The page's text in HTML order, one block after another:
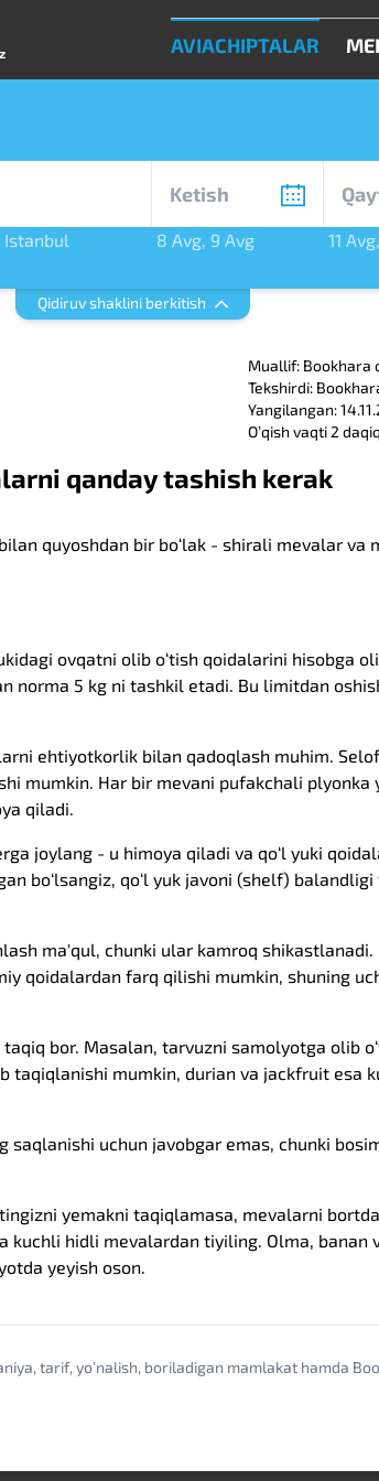
AVIACHIPTALAR
Istanbul
8 Avg, 9 Avg 11 Avg,
Qidiruv shaklini berkitish
Muallif: Bookhara
Tekshirdi:
Yangilangan:
Oʼqish vaqti 2
qanday tashish kerak
quyoshdan bir bo‘lak - shirali mevalar va
ovqatni olib o‘tish qoidalarini hisobga
norma 5 kg ni tashkil etadi. Bu limitdan
ehtiyotkorlik bilan qadoqlash muhim.
mumkin. Har bir mevani pufakchali plyonka
qiladi.
joylang - u himoya qiladi va qo‘l yuki
bo‘lsangiz, qo‘l yuk javoni (shelf)
ma'qul, chunki ular kamroq
qoidalardan farq qilishi mumkin, shuning
bor. Masalan, tarvuzni samolyotga olib
taqiqlanishi mumkin, durian va jackfruit esa
uchun javobgar emas, chunki
yemakni taqiqlamasa, mevalarni
kuchli hidli mevalardan tiyiling. Olma, banan
yeyish oson.
tarif, yoʼnalish, boriladigan mamlakat hamda